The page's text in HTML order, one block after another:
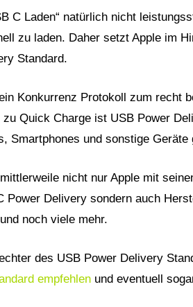
C Laden“ natürlich nicht
zu laden. Daher setzt Apple im
Standard.
Konkurrenz Protokoll zum recht
Quick Charge ist USB Power
Smartphones und sonstige Geräte
nicht nur Apple mit
Power Delivery sondern auch
noch viele mehr.
des USB Power Delivery
empfehlen und eventuell